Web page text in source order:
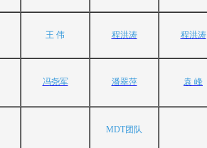
王 伟 程洪涛 程洪涛
冯尧军 潘翠萍 袁 峰
MDT团队